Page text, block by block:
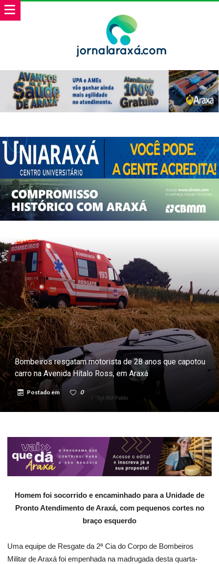
Bombeiros resgatam motorista de 28 anos que capotou
carro na Avenida Hítalo Ross, em Araxá
Postado em 0
Homem foi socorrido e encaminhado para a Unidade de
Pronto Atendimento de Araxá, com pequenos cortes no
braço esquerdo
Uma equipe de Resgate da 2ª Cia do Corpo de Bombeiros
Militar de Araxá foi empenhada na madrugada desta quarta-